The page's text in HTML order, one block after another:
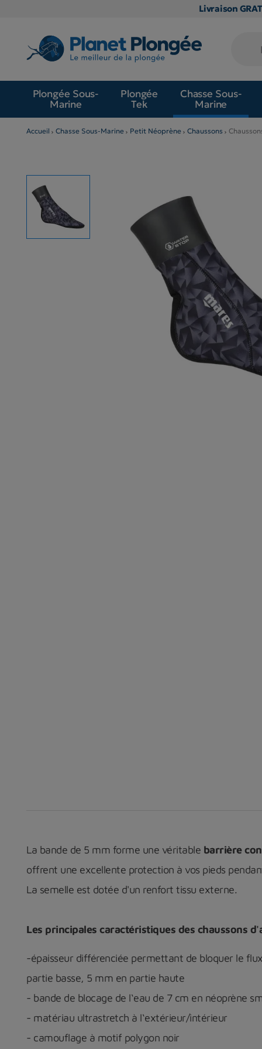
Livraison
Plongée Sous-
Marine
Plongée
Tek
Chasse Sous-
Marine
Accueil Chasse Sous-Marine Petit Néoprène Chaussons
La bande de 5 mm forme une véritable barrière
offrent une excellente protection à vos pieds
La semelle est dotée d'un renfort tissu externe.
Les principales caractéristiques des chaussons
-épaisseur différenciée permettant de bloquer le
partie basse, 5 mm en partie haute
- bande de blocage de l‘eau de 7 cm en néoprène
- matériau ultrastretch à l‘extérieur/intérieur
- camouflage à motif polygon noir